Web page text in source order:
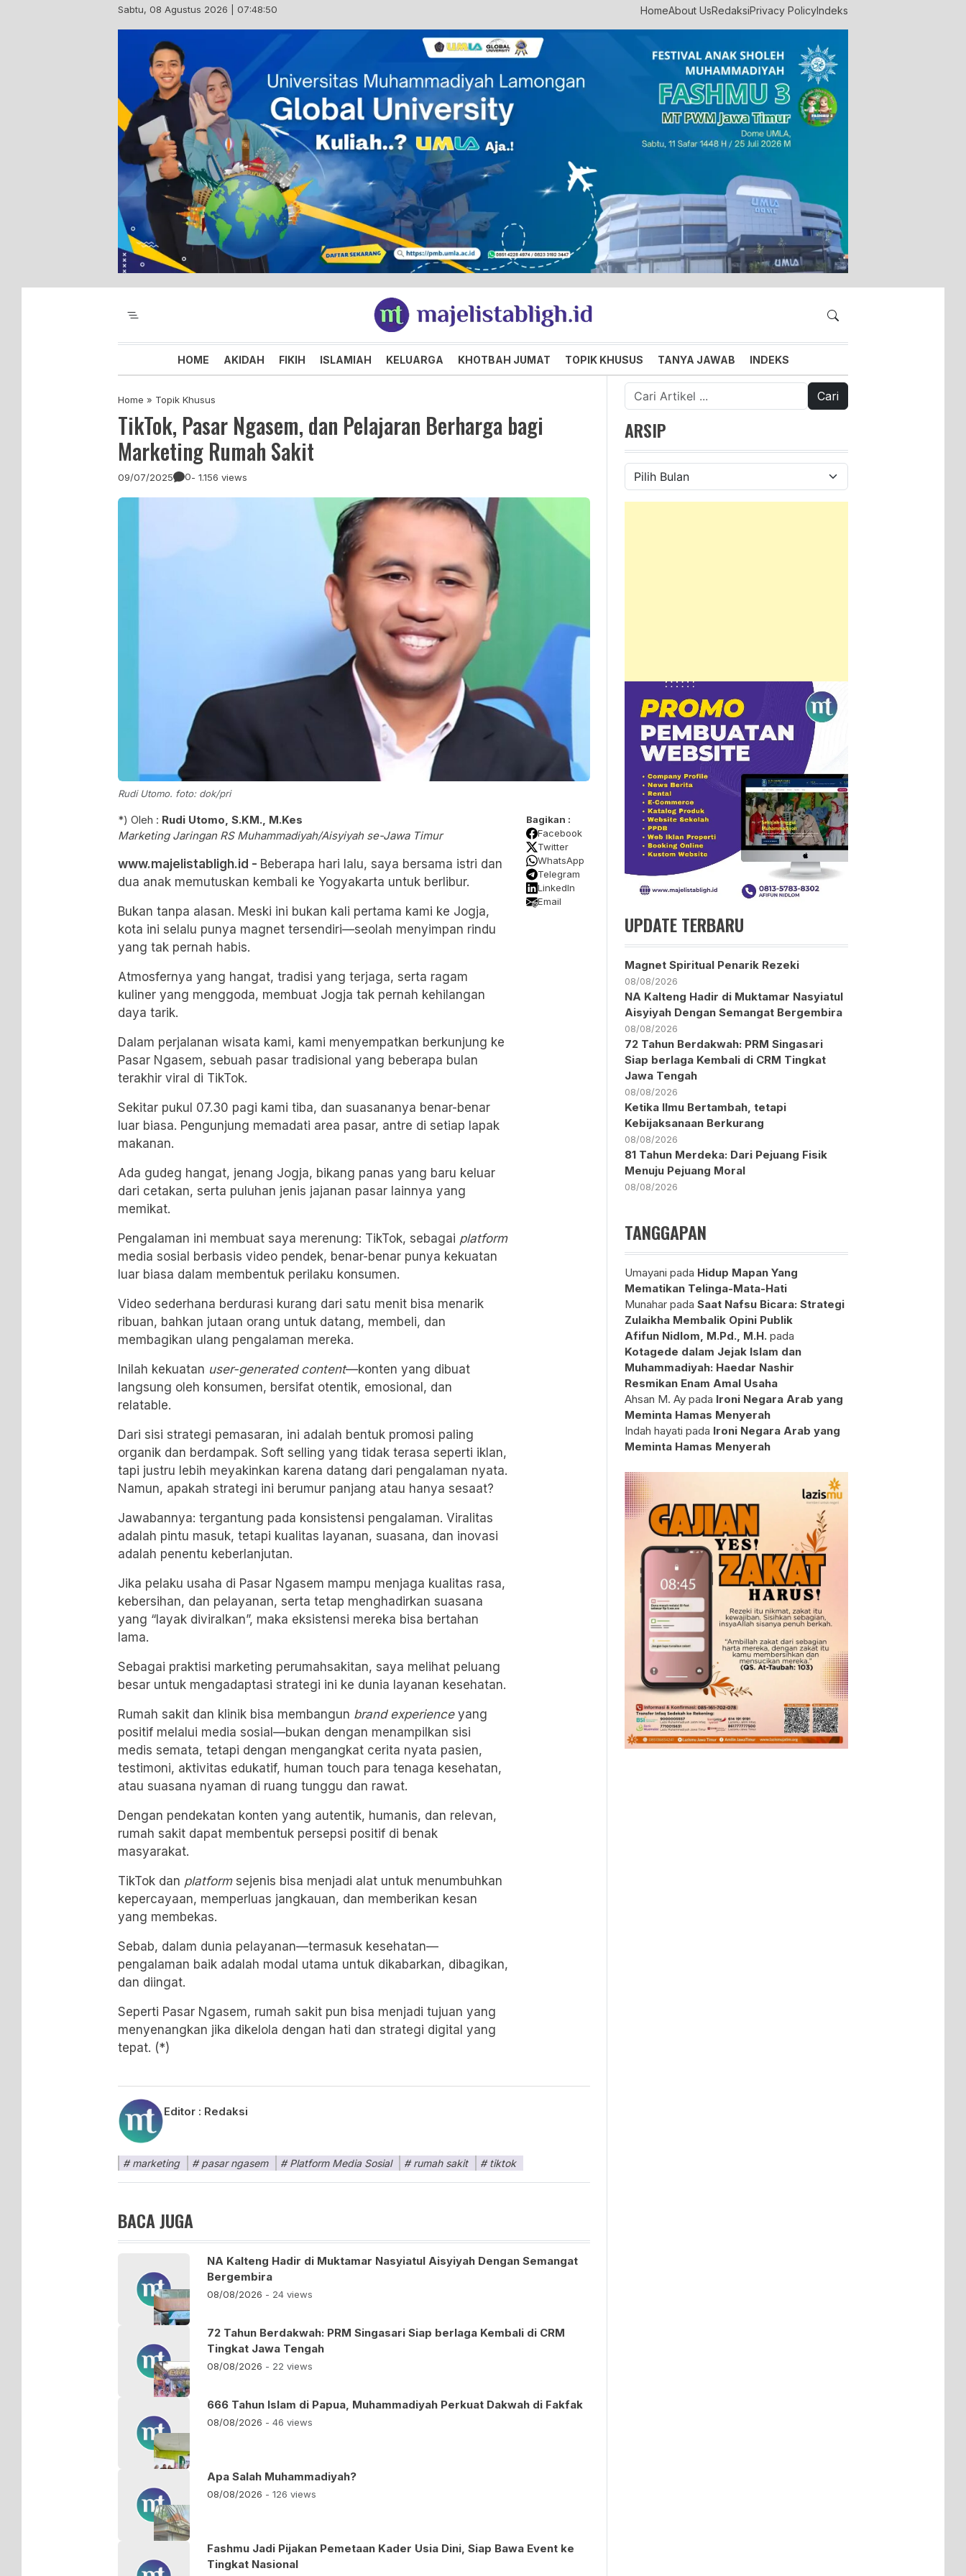
Sabtu, 08 Agustus 2026 | 07:48:51 HomeAbout UsRedaksiPrivacy PolicyIndeks
Majelis Tabligh Muhammadiyah
Syiar Dakwah Islam Berkemajuan dan Menggembirakan
HOME AKIDAH FIKIH ISLAMIAH KELUARGA KHOTBAH JUMAT TOPIK KHUSUS TANYA JAWAB INDEKS
Home » Topik Khusus
TikTok, Pasar Ngasem, dan Pelajaran Berharga bagi
Marketing Rumah Sakit
09/07/2025 0- 1.156 views
Rudi Utomo. foto: dok/pri
*) Oleh : Rudi Utomo, S.KM., M.Kes
Marketing Jaringan RS Muhammadiyah/Aisyiyah se-Jawa Timur
www.majelistabligh.id - Beberapa hari lalu, saya bersama istri dan
dua anak memutuskan kembali ke Yogyakarta untuk berlibur.
Bukan tanpa alasan. Meski ini bukan kali pertama kami ke Jogja,
kota ini selalu punya magnet tersendiri—seolah menyimpan rindu
yang tak pernah habis.
Atmosfernya yang hangat, tradisi yang terjaga, serta ragam
kuliner yang menggoda, membuat Jogja tak pernah kehilangan
daya tarik.
Dalam perjalanan wisata kami, kami menyempatkan berkunjung ke
Pasar Ngasem, sebuah pasar tradisional yang beberapa bulan
terakhir viral di TikTok.
Sekitar pukul 07.30 pagi kami tiba, dan suasananya benar-benar
luar biasa. Pengunjung memadati area pasar, antre di setiap lapak
makanan.
Ada gudeg hangat, jenang Jogja, bikang panas yang baru keluar
dari cetakan, serta puluhan jenis jajanan pasar lainnya yang
memikat.
Pengalaman ini membuat saya merenung: TikTok, sebagai platform
media sosial berbasis video pendek, benar-benar punya kekuatan
luar biasa dalam membentuk perilaku konsumen.
Video sederhana berdurasi kurang dari satu menit bisa menarik
ribuan, bahkan jutaan orang untuk datang, membeli, dan
membagikan ulang pengalaman mereka.
Inilah kekuatan user-generated content—konten yang dibuat
langsung oleh konsumen, bersifat otentik, emosional, dan
relatable.
Dari sisi strategi pemasaran, ini adalah bentuk promosi paling
organik dan berdampak. Soft selling yang tidak terasa seperti iklan,
tapi justru lebih meyakinkan karena datang dari pengalaman nyata.
Namun, apakah strategi ini berumur panjang atau hanya sesaat?
Jawabannya: tergantung pada konsistensi pengalaman. Viralitas
adalah pintu masuk, tetapi kualitas layanan, suasana, dan inovasi
adalah penentu keberlanjutan.
Jika pelaku usaha di Pasar Ngasem mampu menjaga kualitas rasa,
kebersihan, dan pelayanan, serta tetap menghadirkan suasana
yang “layak diviralkan”, maka eksistensi mereka bisa bertahan
lama.
Sebagai praktisi marketing perumahsakitan, saya melihat peluang
besar untuk mengadaptasi strategi ini ke dunia layanan kesehatan.
Rumah sakit dan klinik bisa membangun brand experienceyang
positif melalui media sosial—bukan dengan menampilkan sisi
medis semata, tetapi dengan mengangkat cerita nyata pasien,
testimoni, aktivitas edukatif, human touch para tenaga kesehatan,
atau suasana nyaman di ruang tunggu dan rawat.
Dengan pendekatan konten yang autentik, humanis, dan relevan,
rumah sakit dapat membentuk persepsi positif di benak
masyarakat.
TikTok dan platformsejenis bisa menjadi alat untuk menumbuhkan
kepercayaan, memperluas jangkauan, dan memberikan kesan
yang membekas.
Sebab, dalam dunia pelayanan—termasuk kesehatan—
pengalaman baik adalah modal utama untuk dikabarkan, dibagikan,
dan diingat.
Seperti Pasar Ngasem, rumah sakit pun bisa menjadi tujuan yang
menyenangkan jika dikelola dengan hati dan strategi digital yang
tepat. (*)
Bagikan :
Facebook
Twitter
WhatsApp
Telegram
LinkedIn
Email
Editor : Redaksi
marketing pasar ngasem Platform Media Sosial rumah sakit tiktok
BACA JUGA
NA Kalteng Hadir di Muktamar Nasyiatul Aisyiyah Dengan Semangat
Bergembira
08/08/2026 - 24 views
72 Tahun Berdakwah: PRM Singasari Siap berlaga Kembali di CRM
Tingkat Jawa Tengah
08/08/2026 - 22 views
666 Tahun Islam di Papua, Muhammadiyah Perkuat Dakwah di Fakfak
08/08/2026 - 46 views
Apa Salah Muhammadiyah?
08/08/2026 - 126 views
Fashmu Jadi Pijakan Pemetaan Kader Usia Dini, Siap Bawa Event ke
Tingkat Nasional
Cari
untuk:
ARSIP
Arsip
UPDATE TERBARU
Magnet Spiritual Penarik Rezeki
08/08/2026
NA Kalteng Hadir di Muktamar Nasyiatul
Aisyiyah Dengan Semangat Bergembira
08/08/2026
72 Tahun Berdakwah: PRM Singasari
Siap berlaga Kembali di CRM Tingkat
Jawa Tengah
08/08/2026
Ketika Ilmu Bertambah, tetapi
Kebijaksanaan Berkurang
08/08/2026
81 Tahun Merdeka: Dari Pejuang Fisik
Menuju Pejuang Moral
08/08/2026
TANGGAPAN
Umayani pada Hidup Mapan Yang
Mematikan Telinga-Mata-Hati
Munahar padaSaat Nafsu Bicara: Strategi
Zulaikha Membalik Opini Publik
Afifun Nidlom, M.Pd., M.H. pada
Kotagede dalam Jejak Islam dan
Muhammadiyah: Haedar Nashir
Resmikan Enam Amal Usaha
Ahsan M. Ay pada Ironi Negara Arab yang
Meminta Hamas Menyerah
Indah hayati pada Ironi Negara Arab yang
Meminta Hamas Menyerah